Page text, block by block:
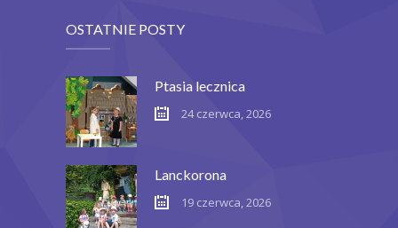
OSTATNIE POSTY
Ptasia lecznica
24 czerwca, 2026
Lanckorona
19 czerwca, 2026